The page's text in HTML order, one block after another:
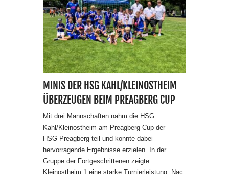
MINIS DER HSG KAHL/KLEINOSTHEIM
ÜBERZEUGEN BEIM PREAGBERG CUP
Mit drei Mannschaften nahm die HSG
Kahl/Kleinostheim am Preagberg Cup der
HSG Preagberg teil und konnte dabei
hervorragende Ergebnisse erzielen. In der
Gruppe der Fortgeschrittenen zeigte
Kleinostheim 1 eine starke Turnierleistung. Nac